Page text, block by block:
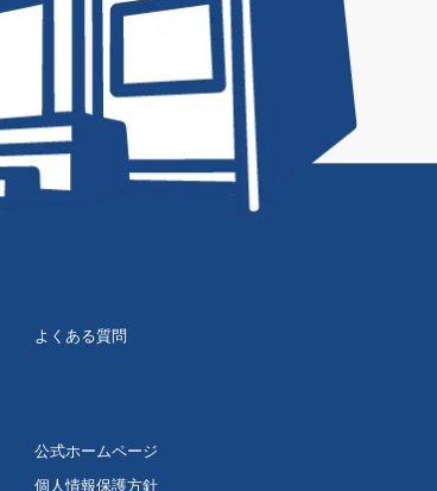
よくある質問
公式ホームページ
個人情報保護方針